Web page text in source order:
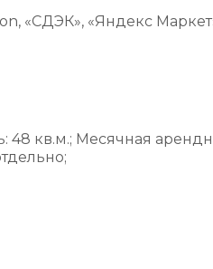
«СДЭК», «Яндекс
кв.м.; Месячная